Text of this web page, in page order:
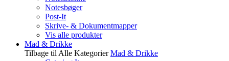
Notesbøger
Post-It
Skrive- & Dokumentmapper
Vis alle produkter
Mad & Drikke
Tilbage til Alle Kategorier Mad & Drikke